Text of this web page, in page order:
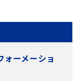
ーメーショ